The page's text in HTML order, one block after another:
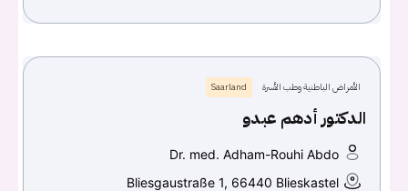
الأمراض الباطنية وطب الأسرة Saarland
الدكتور أدهم عبدو
Dr. med. Adham-Rouhi Abdo
Bliesgaustraße 1, 66440 Blieskastel